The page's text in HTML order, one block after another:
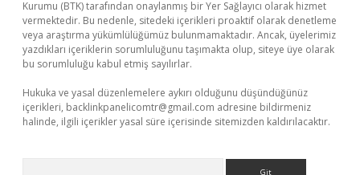
Kurumu (BTK) tarafından onaylanmış bir Yer Sağlayıcı olarak hizmet
vermektedir. Bu nedenle, sitedeki içerikleri proaktif olarak denetleme
veya araştırma yükümlülüğümüz bulunmamaktadır. Ancak, üyelerimiz
yazdıkları içeriklerin sorumluluğunu taşımakta olup, siteye üye olarak
bu sorumluluğu kabul etmiş sayılırlar.
Hukuka ve yasal düzenlemelere aykırı olduğunu düşündüğünüz
içerikleri, backlinkpanelicomtr@gmail.com adresine bildirmeniz
halinde, ilgili içerikler yasal süre içerisinde sitemizden kaldırılacaktır.